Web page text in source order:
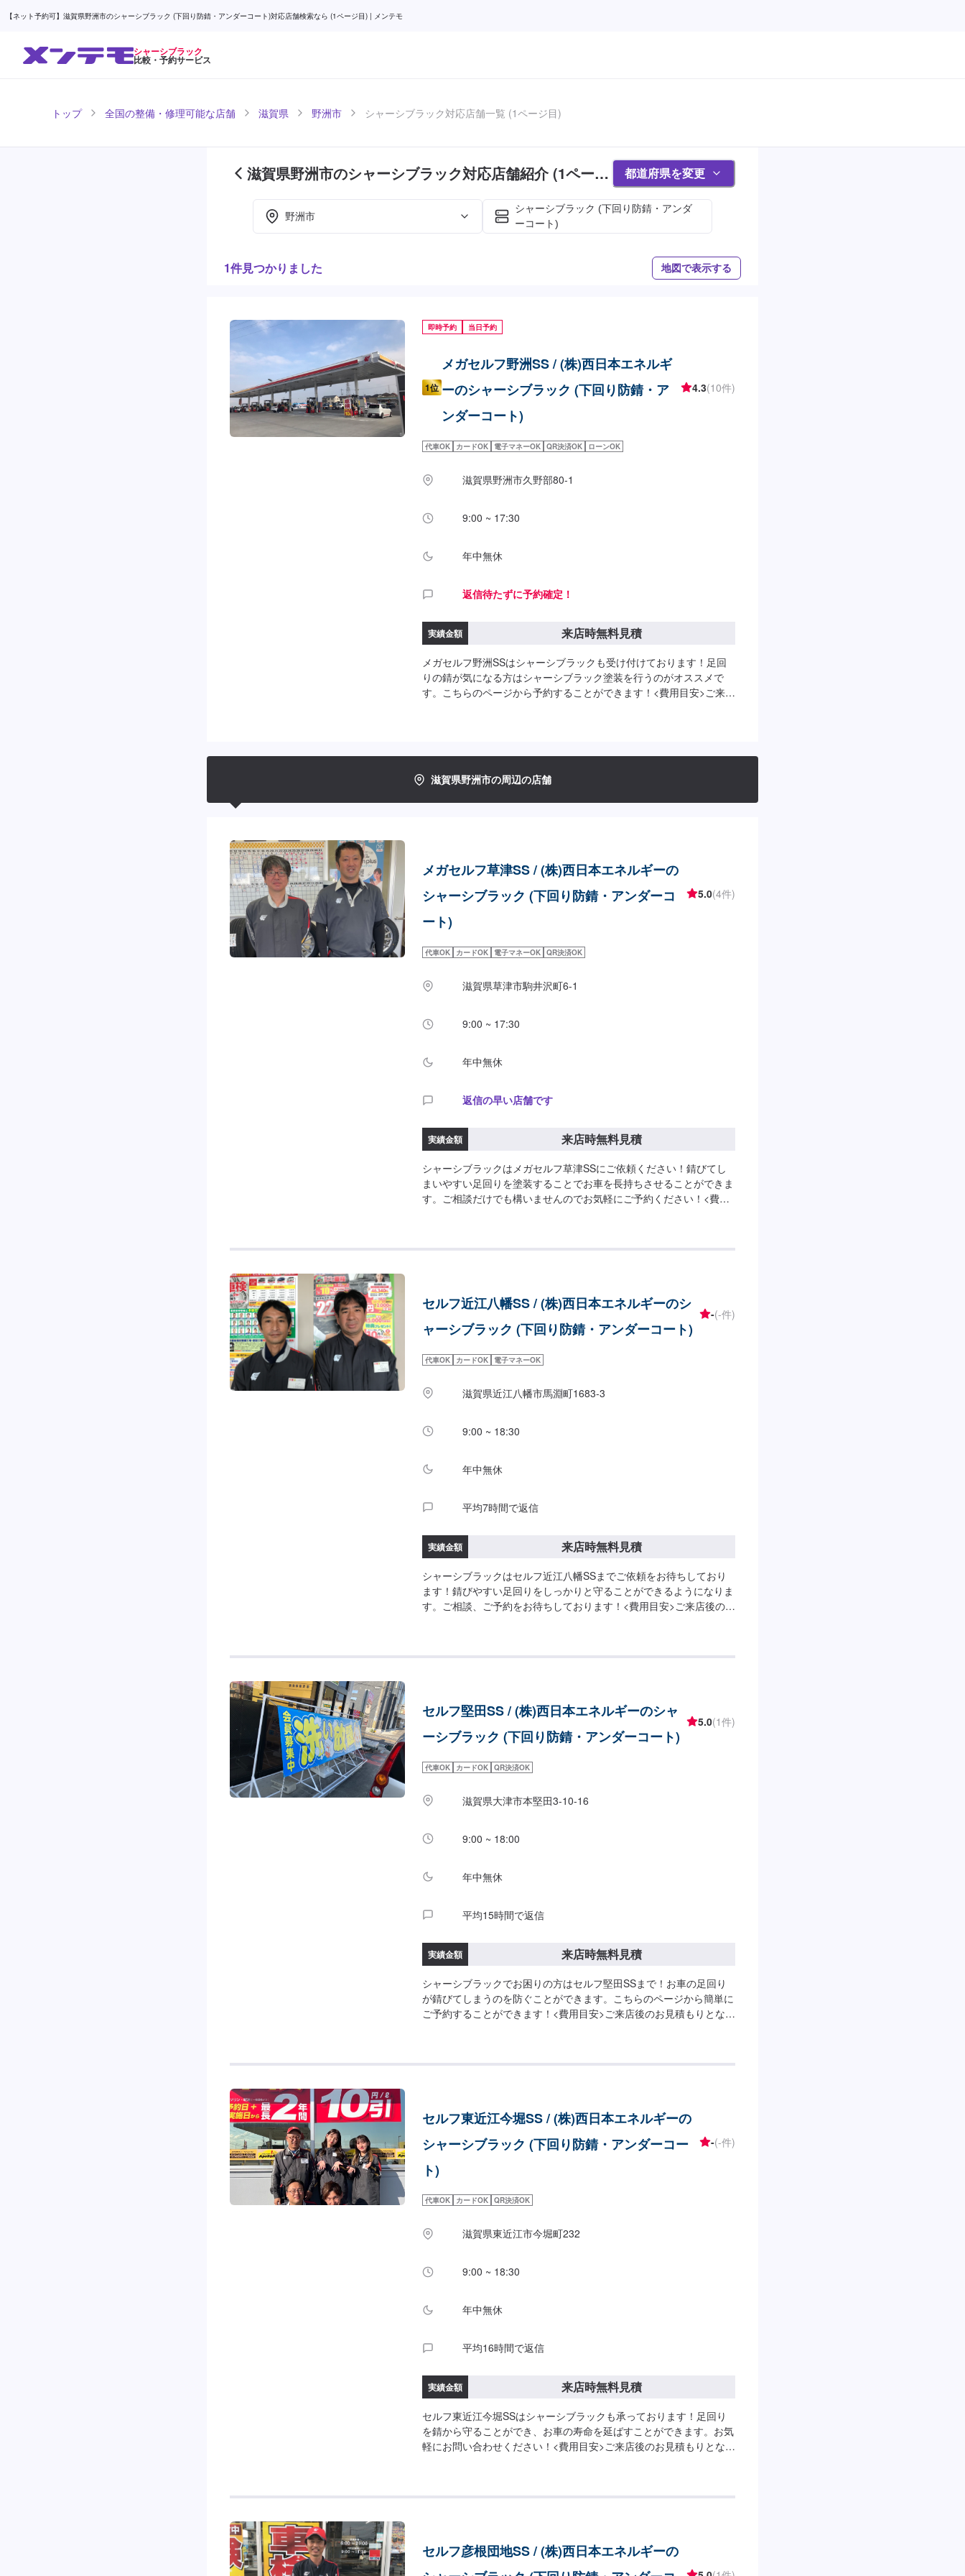
【ネット予約可】滋賀県野洲市のシャーシブラック (下回り防錆・アンダーコート)対応店舗検索なら (1ページ目) | メンテモ
シャーシブラック
比較・予約サービス
トップ 全国の整備・修理可能な店舗 滋賀県 野洲市 シャーシブラック対応店舗一覧 (1ページ目)
滋賀県野洲市のシャーシブラック対応店舗紹介 (1ページ
目)
都道府県を変更
野洲市
シャーシブラック (下回り防錆・アンダ
ーコート)
1件見つかりました 地図で表示する
即時予約 当日予約
1位
メガセルフ野洲SS / (株)西日本エネルギ
ーのシャーシブラック (下回り防錆・ア
ンダーコート)
4.3(10件)
代車OK カードOK 電子マネーOK QR決済OK ローンOK
滋賀県野洲市久野部80-1
9:00 ~ 17:30
年中無休
返信待たずに予約確定！
実績金額 来店時無料見積
メガセルフ野洲SSはシャーシブラックも受け付けております！足回
りの錆が気になる方はシャーシブラック塗装を行うのがオススメで
す。こちらのページから予約することができます！<費用目安>ご来店
滋賀県野洲市の周辺の店舗
メガセルフ草津SS / (株)西日本エネルギーの
シャーシブラック (下回り防錆・アンダーコ
ート)
5.0(4件)
代車OK カードOK 電子マネーOK QR決済OK
滋賀県草津市駒井沢町6-1
9:00 ~ 17:30
年中無休
返信の早い店舗です
実績金額 来店時無料見積
シャーシブラックはメガセルフ草津SSにご依頼ください！錆びてし
まいやすい足回りを塗装することでお車を長持ちさせることができま
す。ご相談だけでも構いませんのでお気軽にご予約ください！<費用
セルフ近江八幡SS / (株)西日本エネルギーのシ
ャーシブラック (下回り防錆・アンダーコート)
-(-件)
代車OK カードOK 電子マネーOK
滋賀県近江八幡市馬淵町1683-3
9:00 ~ 18:30
年中無休
平均7時間で返信
実績金額 来店時無料見積
シャーシブラックはセルフ近江八幡SSまでご依頼をお待ちしており
ます！錆びやすい足回りをしっかりと守ることができるようになりま
す。ご相談、ご予約をお待ちしております！<費用目安>ご来店後のお
セルフ堅田SS / (株)西日本エネルギーのシャ
ーシブラック (下回り防錆・アンダーコート)
5.0(1件)
代車OK カードOK QR決済OK
滋賀県大津市本堅田3-10-16
9:00 ~ 18:00
年中無休
平均15時間で返信
実績金額 来店時無料見積
シャーシブラックでお困りの方はセルフ堅田SSまで！お車の足回り
が錆びてしまうのを防ぐことができます。こちらのページから簡単に
ご予約することができます！<費用目安>ご来店後のお見積もりとなり
セルフ東近江今堀SS / (株)西日本エネルギーの
シャーシブラック (下回り防錆・アンダーコー
ト)
-(-件)
代車OK カードOK QR決済OK
滋賀県東近江市今堀町232
9:00 ~ 18:30
年中無休
平均16時間で返信
実績金額 来店時無料見積
セルフ東近江今堀SSはシャーシブラックも承っております！足回り
を錆から守ることができ、お車の寿命を延ばすことができます。お気
軽にお問い合わせください！<費用目安>ご来店後のお見積もりとなり
セルフ彦根団地SS / (株)西日本エネルギーの